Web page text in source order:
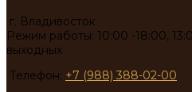
г. Владивосток
Режим работы: 10:00 -18:00,
выходных
Телефон: +7 (988) 388-02-00